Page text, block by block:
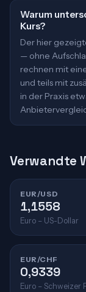
Warum
Kurs?
Der hier
— ohne
rechnen mit
und teils mit
in der Praxis
Verwandte
EUR/USD
1,1558
Euro – US-Dollar
EUR/CHF
0,9339
Euro – Schweizer